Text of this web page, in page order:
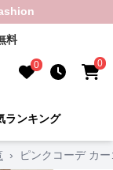
料
0 0
ランキング
› ピンクコーデ カ